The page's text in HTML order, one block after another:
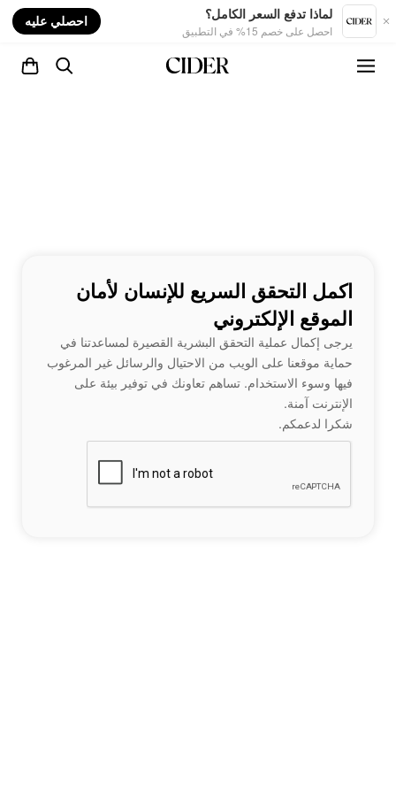
لماذا تدفع السعر الكامل؟
احصل على خصم 15% في التطبيق
احصلي عليه
اكمل التحقق السريع للإنسان لأمان
الموقع الإلكتروني
يرجى إكمال عملية التحقق البشرية القصيرة لمساعدتنا في
حماية موقعنا على الويب من الاحتيال والرسائل غير المرغوب
فيها وسوء الاستخدام. تساهم تعاونك في توفير بيئة على
الإنترنت آمنة.
شكرا لدعمكم.